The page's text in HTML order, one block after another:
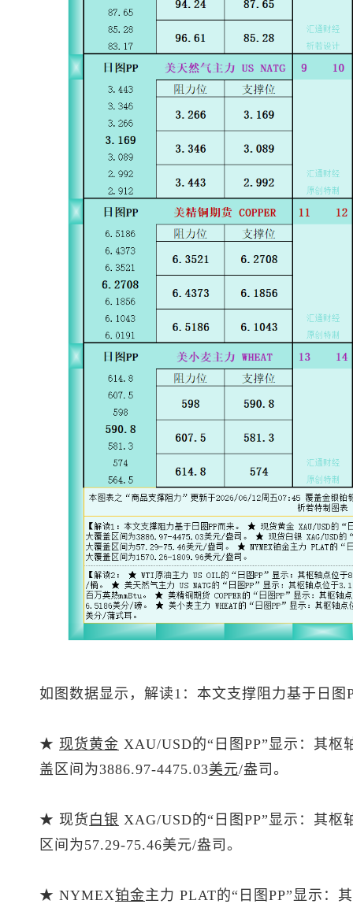
如图数据显示，解读1：本文支撑阻力基于日图
★ 现货黄金 XAU/USD的“日图PP”显示：其枢
盖区间为3886.97-4475.03美元/盎司。
★ 现货 白银 XAG/USD的“日图PP”显示：其
区间为57.29-75.46美元/盎司。
★ NYMEX铂金主力 PLAT的“日图PP”显示：